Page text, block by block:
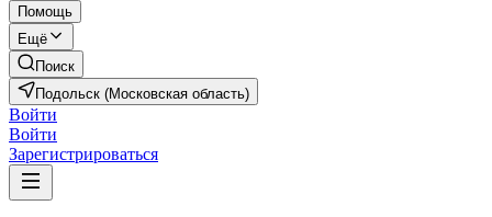
Помощь
Ещё
Поиск
Подольск (Московская область)
Войти
Войти
Зарегистрироваться